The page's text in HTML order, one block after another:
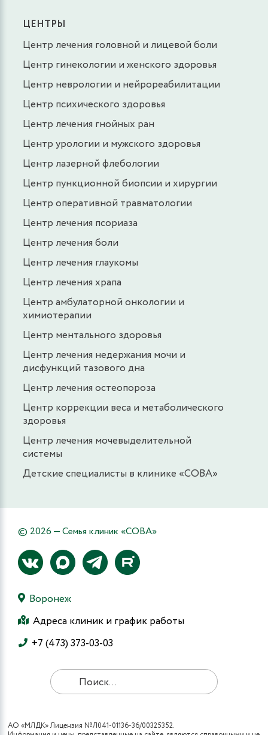
ЦЕНТРЫ
Центр лечения головной и лицевой боли
Центр гинекологии и женского здоровья
Центр неврологии и нейрореабилитации
Центр психического здоровья
Центр лечения гнойных ран
Центр урологии и мужского здоровья
Центр лазерной флебологии
Центр пункционной биопсии и хирургии
Центр оперативной травматологии
Центр лечения псориаза
Центр лечения боли
Центр лечения глаукомы
Центр лечения храпа
Центр амбулаторной онкологии и
химиотерапии
Центр ментального здоровья
Центр лечения недержания мочи и
дисфункций тазового дна
Центр лечения остеопороза
Центр коррекции веса и метаболического
здоровья
Центр лечения мочевыделительной
системы
Детские специалисты в клинике «СОВА»
© 2026 — Семья клиник «СОВА»
Воронеж
Адреса клиник и график работы
+7 (473) 373-03-03
АО «МЛДК» Лицензия №Л041-01136-36/00325352.